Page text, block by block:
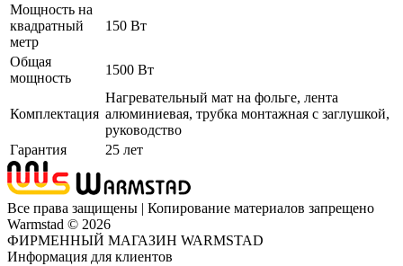
Мощность на
квадратный
метр
150 Вт
Общая
мощность
1500 Вт
Комплектация
Нагревательный мат на фольге, лента
алюминиевая, трубка монтажная с заглушкой,
руководство
Гарантия
25 лет
Все права защищены | Копирование материалов запрещено
Warmstad © 2026
ФИРМЕННЫЙ МАГАЗИН WARMSTAD
Информация для клиентов